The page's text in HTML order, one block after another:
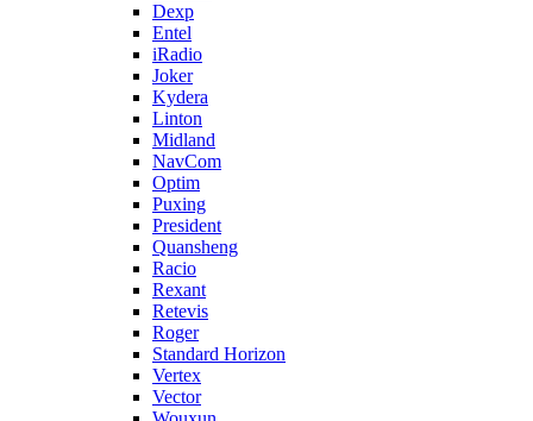
Dexp
Entel
iRadio
Joker
Kydera
Linton
Midland
NavCom
Optim
Puxing
President
Quansheng
Racio
Rexant
Retevis
Roger
Standard Horizon
Vertex
Vector